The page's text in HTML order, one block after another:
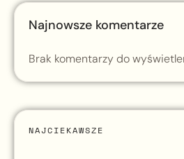
Najnowsze komentarze
Brak komentarzy do
NAJCIEKAWSZE